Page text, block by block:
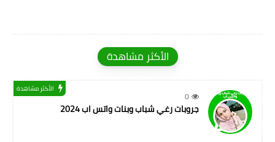
الأكثر مشاهدة
0
الأكثر مشاهدة
جروبات رغي شباب وبنات واتس اب 2024